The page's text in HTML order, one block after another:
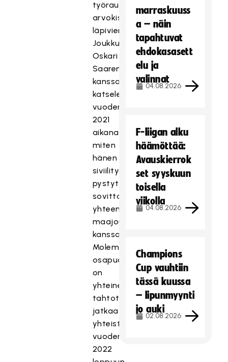
työrauhan
arvokisojen
läpiviemiseksi.
Joukkueenjohtaja
Oskari
Saaren
kanssa
katselemme
vuoden
2021
aikana,
miten
hänen
siviilityökuvionsa
pystytään
sovittamaan
yhteen
maajoukkuetoiminnan
kanssa.
Molemmilla
osapuolilla
on
yhteinen
tahtotila
jatkaa
yhteistyötä
vuoden
2022
marraskuuss
a – näin
tapahtuvat
ehdokasasett
elu ja
valinnat
04.08.2026
F-liigan alku
häämöttää:
Avauskierrok
set syyskuun
toisella
viikolla
04.08.2026
Champions
Cup vauhtiin
tässä kuussa
– lipunmyynti
jo auki
02.08.2026